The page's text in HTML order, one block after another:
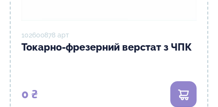
10260о878 арт
Токарно-фрезерний верстат з ЧПК
0 ₴ В кошик